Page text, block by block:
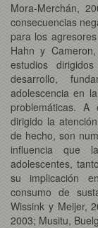
Mora-Merchán,
consecuencias
para los
Hahn y
estudios
desarrollo,
adolescencia en
problemáticas.
dirigido la
de hecho, son
influencia que
adolescentes,
su implicación
consumo de
Wissink y Meijer,
2003; Musitu,